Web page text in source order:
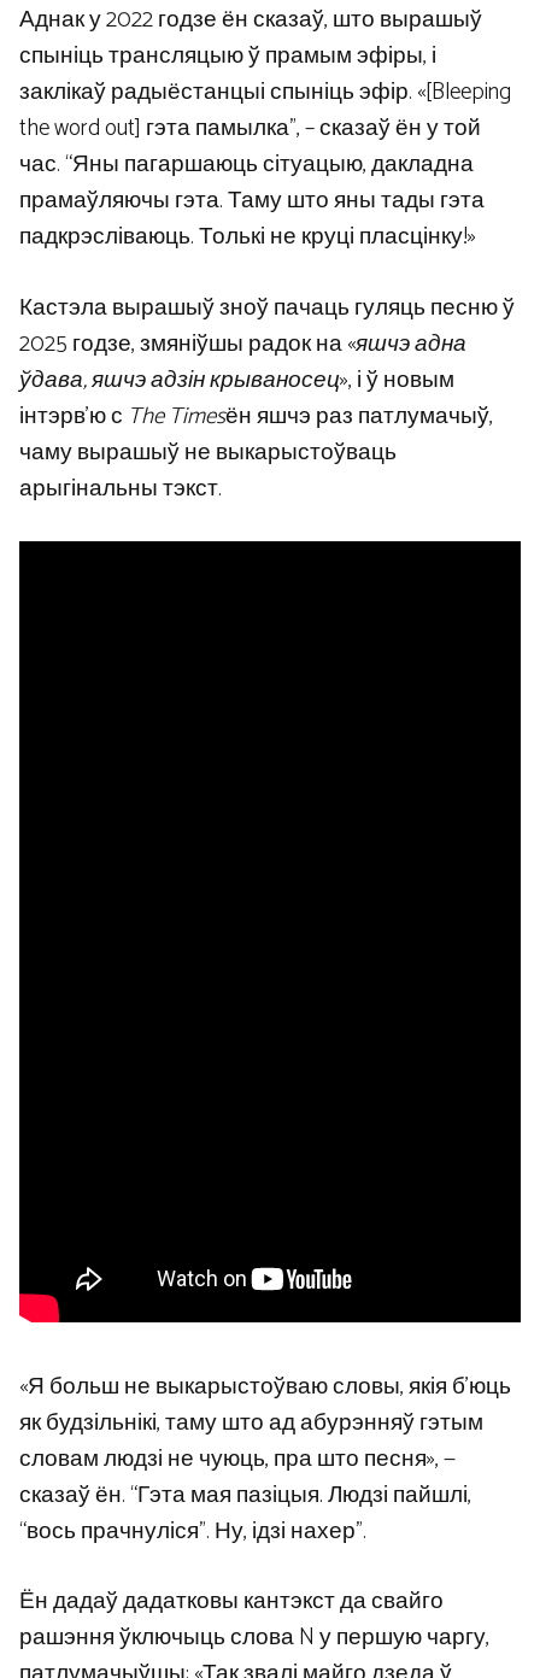
Аднак у 2022 годзе ён сказаў, што вырашыў
спыніць трансляцыю ў прамым эфіры, і
заклікаў радыёстанцыі спыніць эфір. «[Bleeping
the word out] гэта памылка”, – сказаў ён у той
час. “Яны пагаршаюць сітуацыю, дакладна
прамаўляючы гэта. Таму што яны тады гэта
падкрэсліваюць. Толькі не круці пласцінку!»
Кастэла вырашыў зноў пачаць гуляць песню ў
2025 годзе, змяніўшы радок на «яшчэ адна
ўдава, яшчэ адзін крываносец», і ў новым
інтэрв’ю с The Timesён яшчэ раз патлумачыў,
чаму вырашыў не выкарыстоўваць
арыгінальны тэкст.
«Я больш не выкарыстоўваю словы, якія б’юць
як будзільнікі, таму што ад абурэнняў гэтым
словам людзі не чуюць, пра што песня», —
сказаў ён. “Гэта мая пазіцыя. Людзі пайшлі,
“вось прачнуліся”. Ну, ідзі нахер”.
Ён дадаў дадатковы кантэкст да свайго
рашэння ўключыць слова N у першую чаргу,